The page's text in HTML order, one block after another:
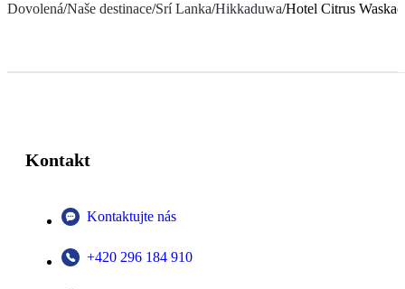
Dovolená/Naše destinace/Srí Lanka/Hikkaduwa/Hotel Citrus
Kontakt
Kontaktujte nás
+420 296 184 910